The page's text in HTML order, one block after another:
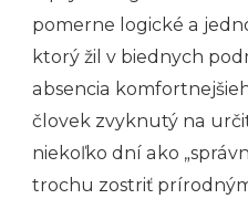
pomerne logické a
ktorý žil v biednych
absencia
človek zvyknutý na
niekoľko dní ako
trochu zostriť